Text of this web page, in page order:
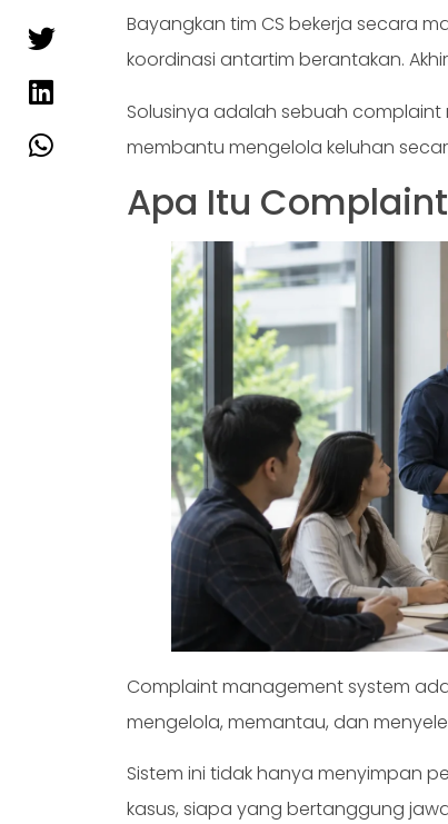
Bayangkan tim CS bekerja secara
koordinasi antartim berantakan.
Solusinya adalah sebuah
membantu mengelola keluhan
Apa Itu
Complaint management system
mengelola, memantau, dan
Sistem ini tidak hanya menyimpan
kasus, siapa yang bertanggung